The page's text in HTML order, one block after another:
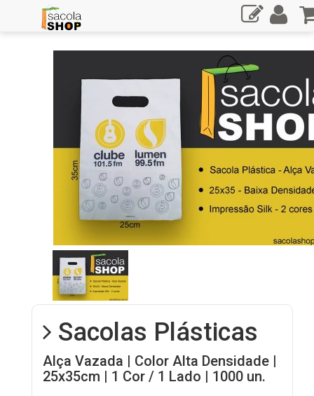
Sacolas Plásticas
Alça Vazada | Color Alta Densidade |
25x35cm | 1 Cor / 1 Lado | 1000 un.